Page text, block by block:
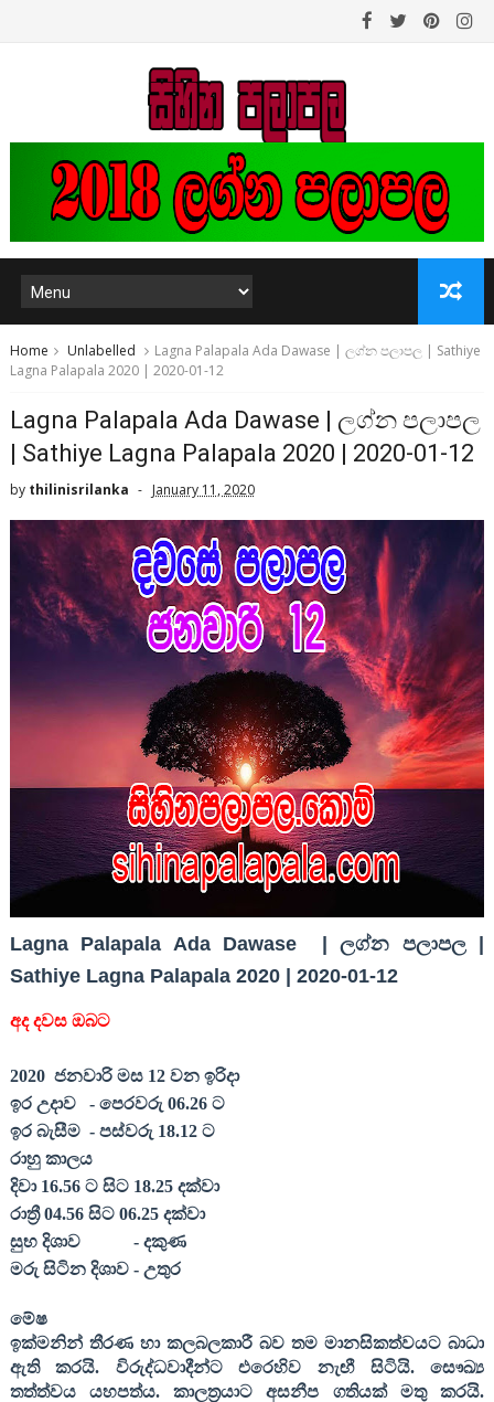
Home Unlabelled
Lagna Palapala Ada Dawase | ලග්න පලාපල | Sathiye
Lagna Palapala 2020 | 2020-01-12
Lagna Palapala Ada Dawase | ලග්න පලාපල
| Sathiye Lagna Palapala 2020 | 2020-01-12
by thilinisrilanka January 11, 2020
Lagna Palapala Ada Dawase | ලග්න පලාපල |
Sathiye Lagna Palapala 2020 | 2020-01-12
අද දවස ඔබට
2020 ජනවාරි මස 12වන ඉරිදා
ඉර උදාව
- පෙරවරු 06.26ට
ඉර බැසීම - පස්වරු 18.12ට
රාහු කාලය
දිවා 16.56ට සිට 18.25දක්වා
රාත්‍රී 04.56සිට 06.25දක්වා
සුභ දිශාව
- දකුණ
මරු සිටින දිශාව - උතුර
මේෂ
ඉක්මනින් තීරණ හා කලබලකාරී බව තම මානසිකත්වයට බාධා
ඇති කරයි. විරුද්ධවාදීන්ට එරෙහිව නැඟී සිටියි. සෞඛ්‍ය
තත්ත්වය යහපත්ය. කාලත්‍රයාට අසනීප ගතියක් මතු කරයි.